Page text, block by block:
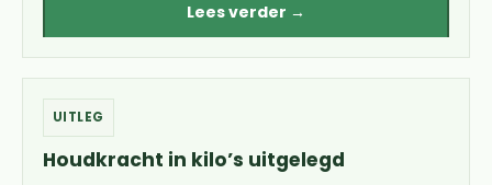
Lees verder →
UITLEG
Houdkracht in kilo’s uitgelegd